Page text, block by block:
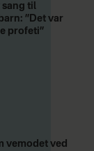
til
”Det var
profeti”
vemodet ved